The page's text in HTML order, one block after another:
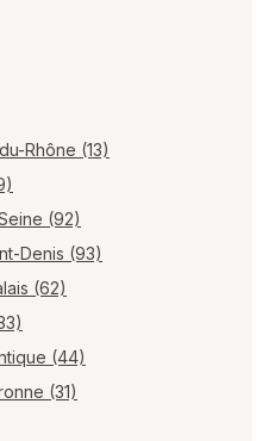
Rhône (13)
(92)
Denis (93)
(62)
(44)
(31)